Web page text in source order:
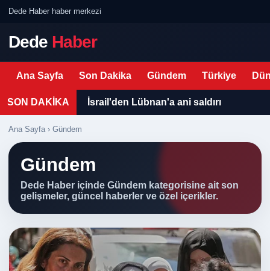
Dede Haber haber merkezi
Dede Haber
Ana Sayfa Son Dakika Gündem Türkiye
SON DAKİKA İsrail'den Lübnan'a ani saldırı
Ana Sayfa › Gündem
Gündem
Dede Haber içinde Gündem kategorisine ait son
gelişmeler, güncel haberler ve özel içerikler.